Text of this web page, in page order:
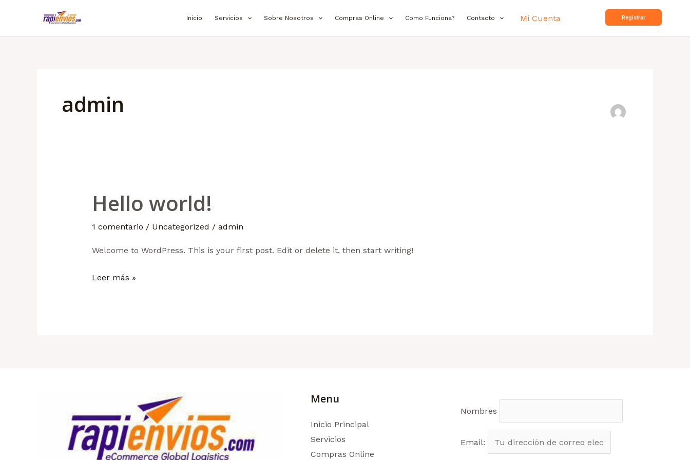
contenido
Inicio Servicios Sobre Nosotros Compras Online Como Funciona? Contacto Mi Cuenta Registrar
admin
Hello world!
1 comentario / Uncategorized / admin
Welcome to WordPress. This is your first post. Edit or delete it, then start writing!
Hello
world!
Leer más »
Menu
Inicio Principal
Servicios
Compras Online
Nombres
Email: